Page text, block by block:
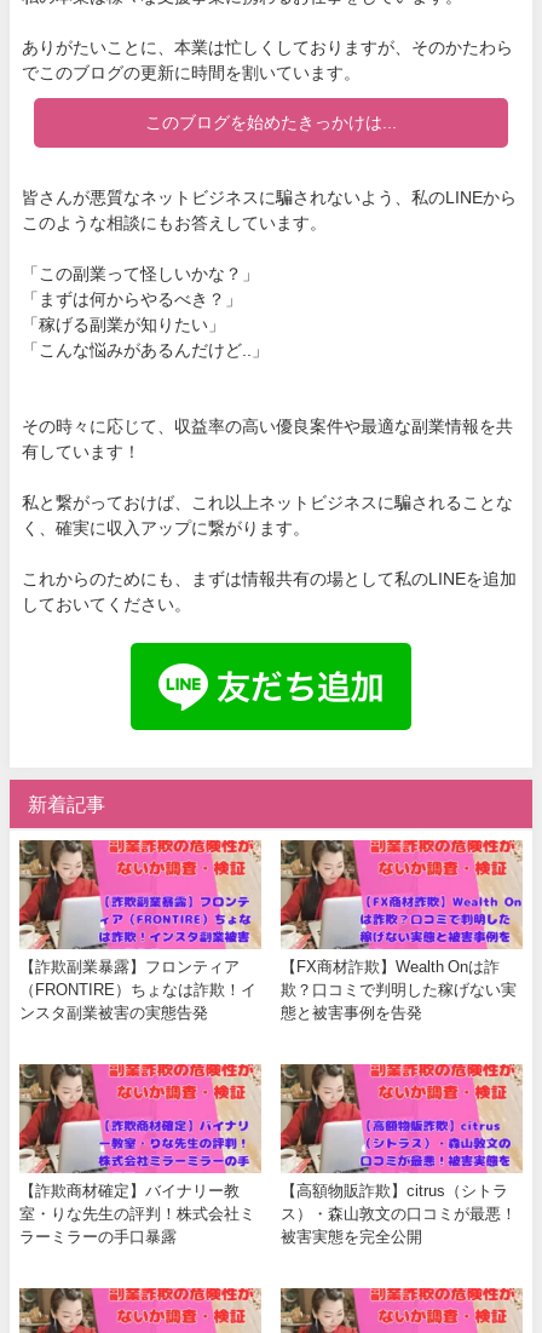
ありがたいことに、本業は忙しくしておりますが、そのかたわら
でこのブログの更新に時間を割いています。
このブログを始めたきっかけは...
皆さんが悪質なネットビジネスに騙されないよう、私のLINEから
このような相談にもお答えしています。
「この副業って怪しいかな？」
「まずは何からやるべき？」
「稼げる副業が知りたい」
「こんな悩みがあるんだけど..」
その時々に応じて、収益率の高い優良案件や最適な副業情報を共
有しています！
私と繋がっておけば、これ以上ネットビジネスに騙されることな
く、確実に収入アップに繋がります。
これからのためにも、まずは情報共有の場として私のLINEを追加
しておいてください。
新着記事
【詐欺副業暴露】フロンティア
（FRONTIRE）ちょなは詐欺！イ
ンスタ副業被害の実態告発
【FX商材詐欺】Wealth Onは詐
欺？口コミで判明した稼げない実
態と被害事例を告発
【詐欺商材確定】バイナリー教
室・りな先生の評判！株式会社ミ
ラーミラーの手口暴露
【高額物販詐欺】citrus（シトラ
ス）・森山敦文の口コミが最悪！
被害実態を完全公開